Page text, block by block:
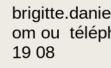
om ou
19 08